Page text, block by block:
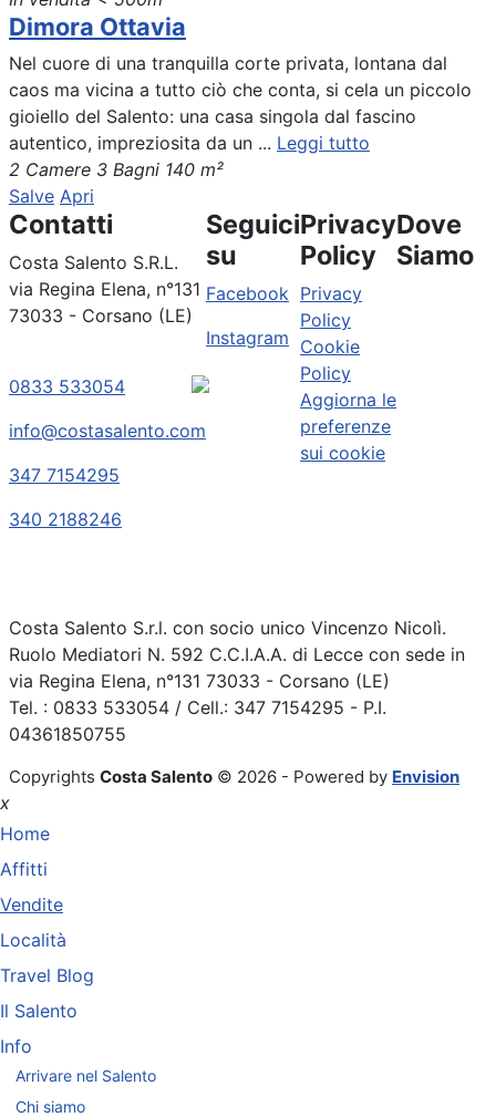
Dimora Ottavia
Nel cuore di una tranquilla corte privata, lontana dal
caos ma vicina a tutto ciò che conta, si cela un piccolo
gioiello del Salento: una casa singola dal fascino
autentico, impreziosita da un ... Leggi tutto
2 Camere 3 Bagni 140 m²
Salve Apri
Contatti
Costa Salento S.R.L.
via Regina Elena, n°131
73033 - Corsano (LE)
0833 533054
info@costasalento.com
347 7154295
340 2188246
Seguici
su
Facebook
Instagram
Privacy
Policy
Privacy
Policy
Cookie
Policy
Aggiorna le
preferenze
sui cookie
Dove
Siamo
Costa Salento S.r.l. con socio unico Vincenzo Nicolì.
Ruolo Mediatori N. 592 C.C.I.A.A. di Lecce con sede in
via Regina Elena, n°131 73033 - Corsano (LE)
Tel. : 0833 533054 / Cell.: 347 7154295 - P.I.
04361850755
Copyrights Costa Salento © 2026 - Powered by Envision
x
Home
Affitti
Vendite
Località
Travel Blog
Il Salento
Info
Arrivare nel Salento
Chi siamo